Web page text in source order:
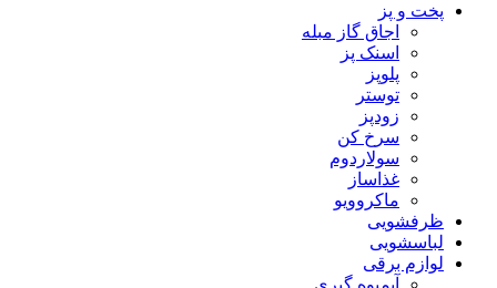
پخت و پز
اجاق گاز مبله
اسنک پز
پلوپز
توستر
زودپز
سرخ کن
سولاردوم
غذاساز
ماکروویو
ظرفشویی
لباسشویی
لوازم برقی